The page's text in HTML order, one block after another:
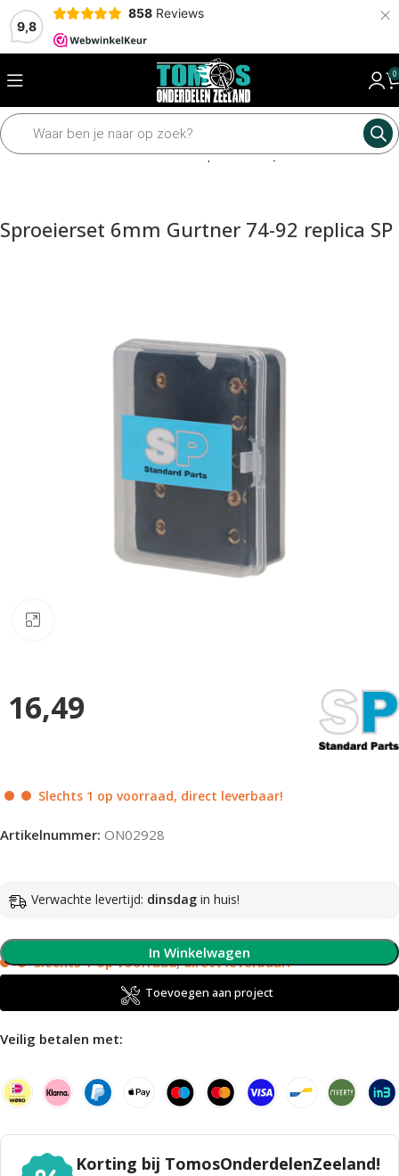
9,8
858 Reviews ×
0
Home Motordelen Carburateur Sproeiers Sproeier set
Sproeierset 6mm Gurtner 74-92 replica SP
16,49
Slechts 1 op voorraad, direct leverbaar!
Artikelnummer: ON02928
Verwachte levertijd: dinsdag in huis!
Slechts 1 op voorraad, direct leverbaar!
In Winkelwagen
Toevoegen aan project
Veilig betalen met:
Korting bij TomosOnderdelenZeeland!